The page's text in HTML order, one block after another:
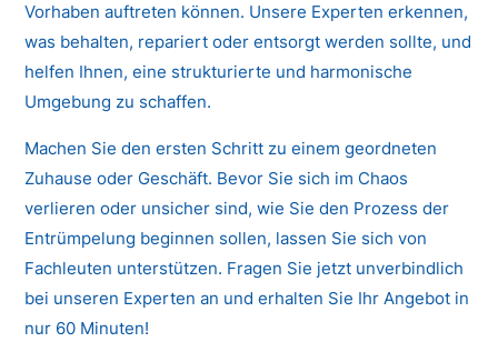
Vorhaben auftreten können. Unsere Experten erkennen,
was behalten, repariert oder entsorgt werden sollte, und
helfen Ihnen, eine strukturierte und harmonische
Umgebung zu schaffen.
Machen Sie den ersten Schritt zu einem geordneten
Zuhause oder Geschäft. Bevor Sie sich im Chaos
verlieren oder unsicher sind, wie Sie den Prozess der
Entrümpelung beginnen sollen, lassen Sie sich von
Fachleuten unterstützen. Fragen Sie jetzt unverbindlich
bei unseren Experten an und erhalten Sie Ihr Angebot in
nur 60 Minuten!